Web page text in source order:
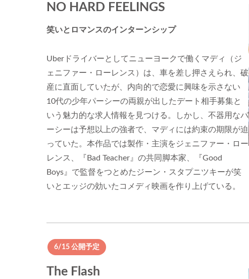
NO HARD FEELINGS
笑いとロマンスのインターンシップ
Uberドライバーとしてニューヨークで働くマディ（ジ
ェニファー・ローレンス）は、車を差し押さえられ、破
産に直面していたが、内向的で恋愛に興味を示さない
10代の少年パーシーの両親が出したデート相手募集と
いう魅力的な求人情報を見つける。しかし、不器用なパ
ーシーは予想以上の強者で、マディには約束の期限が迫
っていた。本作品では製作・主演をジェニファー・ロー
レンス、『Bad Teacher』の共同脚本家、『Good
Boys』で監督をつとめたジーン・スタプニツキーが笑
いとエッジの効いたコメディ映画を作り上げている。
6/15 公開予定
The Flash